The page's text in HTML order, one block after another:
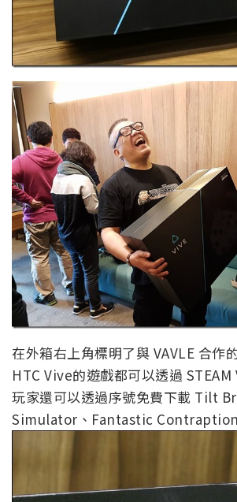
在外箱右上角標明了與 VAVLE 合作
HTC Vive的遊戲都可以透過 STEAM
玩家還可以透過序號免費下載 Tilt
Simulator、Fantastic Contraption